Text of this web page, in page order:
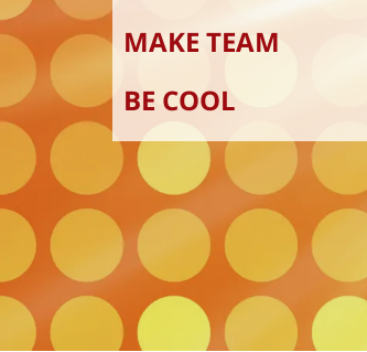
MAKE TEAM
BE COOL